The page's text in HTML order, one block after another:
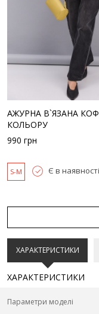
АЖУРНА В`ЯЗАНА
КОЛЬОРУ
990 грн
S-M Є в наявності
ХАРАКТЕРИСТИКИ
ХАРАКТЕРИСТИКИ
Параметри моделі